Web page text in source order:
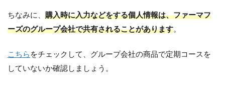
ちなみに、 購入時に入力などをする個人情報は、ファーマフ
ーズのグループ会社で共有されることがあります。
こちら をチェックして、グループ会社の商品で定期コースを
していないか確認しましょう。